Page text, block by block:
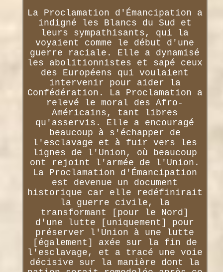
La Proclamation d'Émancipation a
indigné les Blancs du Sud et
leurs sympathisants, qui la
voyaient comme le début d'une
guerre raciale. Elle a dynamisé
les abolitionnistes et sapé ceux
des Européens qui voulaient
intervenir pour aider la
Confédération. La Proclamation a
relevé le moral des Afro-
Américains, tant libres
qu'asservis. Elle a encouragé
beaucoup à s'échapper de
l'esclavage et à fuir vers les
lignes de l'Union, où beaucoup
ont rejoint l'armée de l'Union.
La Proclamation d'Émancipation
est devenue un document
historique car elle redéfinirait
la guerre civile, la
transformant [pour le Nord]
d'une lutte [uniquement] pour
préserver l'Union à une lutte
[également] axée sur la fin de
l'esclavage, et a tracé une voie
décisive sur la manière dont la